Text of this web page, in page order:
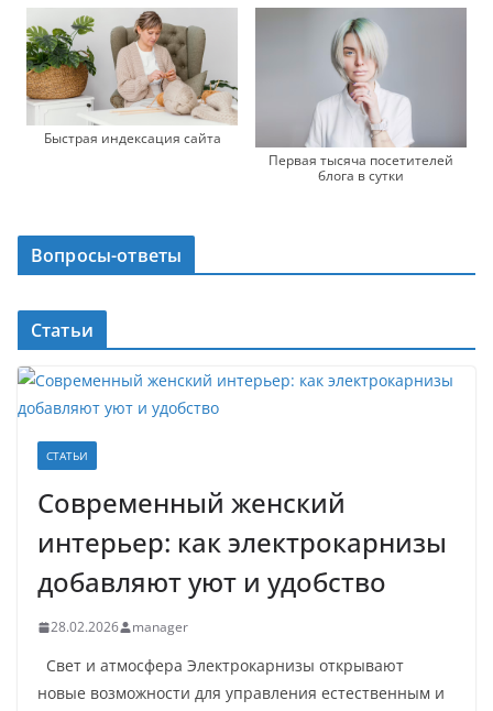
Быстрая индексация сайта
Первая тысяча посетителей
блога в сутки
Вопросы-ответы
Статьи
СТАТЬИ
Современный женский
интерьер: как электрокарнизы
добавляют уют и удобство
28.02.2026 manager
Свет и атмосфера Электрокарнизы открывают
новые возможности для управления естественным и